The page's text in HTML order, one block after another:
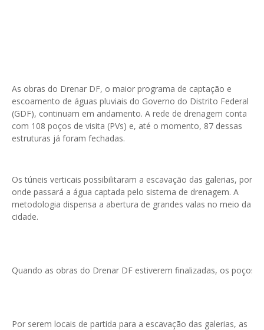
As obras do Drenar DF, o maior programa de captação e
escoamento de águas pluviais do Governo do Distrito Federal
(GDF), continuam em andamento. A rede de drenagem conta
com 108 poços de visita (PVs) e, até o momento, 87 dessas
estruturas já foram fechadas.
Os túneis verticais possibilitaram a escavação das galerias, por
onde passará a água captada pelo sistema de drenagem. A
metodologia dispensa a abertura de grandes valas no meio da
cidade.
Quando as obras do Drenar DF estiverem finalizadas, os poços
Por serem locais de partida para a escavação das galerias, as